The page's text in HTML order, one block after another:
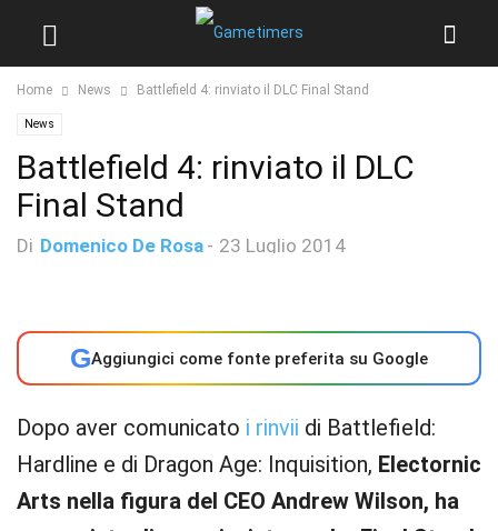
Home News Battlefield 4: rinviato il DLC Final Stand
News
Battlefield 4: rinviato il DLC
Final Stand
Di Domenico De Rosa - 23 Luglio 2014
GAggiungici come fonte preferita su Google
Dopo aver comunicato i rinvii di Battlefield:
Hardline e di Dragon Age: Inquisition, Electornic
Arts nella figura del CEO Andrew Wilson, ha